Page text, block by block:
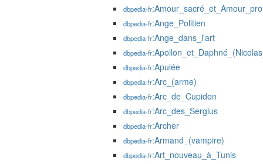
dbpedia-fr
dbpedia-fr:Ange_Politien
dbpedia-fr:Ange_dans_l'art
dbpedia-fr
dbpedia-fr:Apulée
dbpedia-fr:Arc_(arme)
dbpedia-fr:Arc_de_Cupidon
dbpedia-fr:Arc_des_Sergius
dbpedia-fr:Archer
dbpedia-fr:Armand_(vampire)
dbpedia-fr:Art_nouveau_à_Tunis